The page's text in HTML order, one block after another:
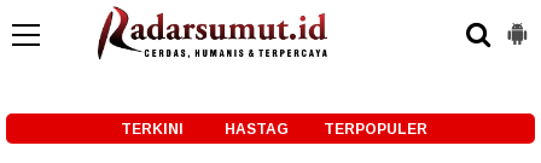
TERKINI HASTAG TERPOPULER